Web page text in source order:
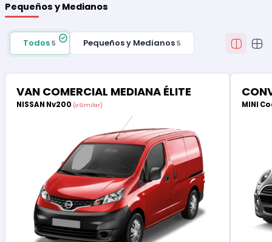
Pequeños y Medianos
Todos5 Pequeños y Medianos 5
VAN COMERCIAL MEDIANA ÉLITE
NISSAN Nv200 (o Similar) MINI